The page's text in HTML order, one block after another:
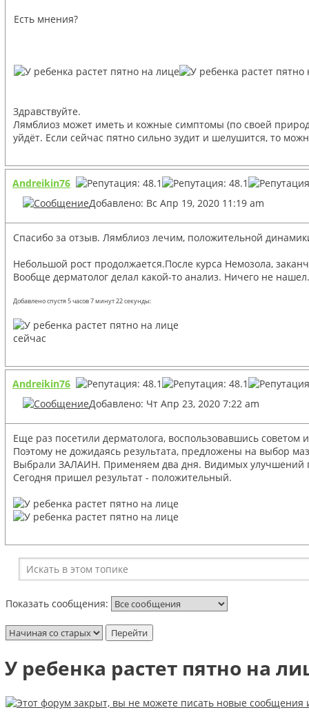
Есть мнения?
Здравствуйте.
Лямблиоз может иметь и кожные симптомы (по своей
уйдёт. Если сейчас пятно сильно зудит и шелушится, то
Andreikin76
Добавлено: Вс Апр 19, 2020 11:19 am
Спасибо за отзыв. Лямблиоз лечим, положительной
Небольшой рост продолжается.После курса Немозола,
Вообще дерматолог делал какой-то анализ. Ничего не
Добавлено спустя 5 часов 7 минут 22 секунды:
сейчас
Andreikin76
Добавлено: Чт Апр 23, 2020 7:22 am
Еще раз посетили дерматолога, воспользовавшись
Поэтому не дожидаясь результата, предложены на выбор
Выбрали ЗАЛАИН. Применяем два дня. Видимых улучшений
Сегодня пришел результат - положительный.
Показать сообщения:
У ребенка растет пятно на